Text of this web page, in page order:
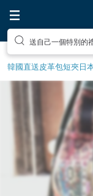
送自己一個特別的
韓國直送皮革包短夾日